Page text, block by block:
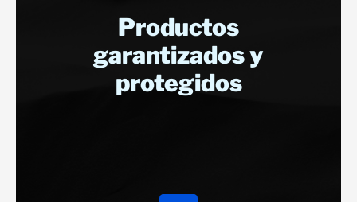
Productos
garantizados y
protegidos